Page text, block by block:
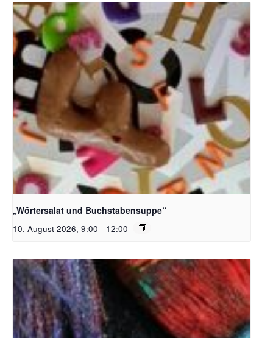
Bildquelle_ Pixabay Free_Christoph Meinersmann
„Wörtersalat und Buchstabensuppe“
10. August 2026, 9:00 - 12:00